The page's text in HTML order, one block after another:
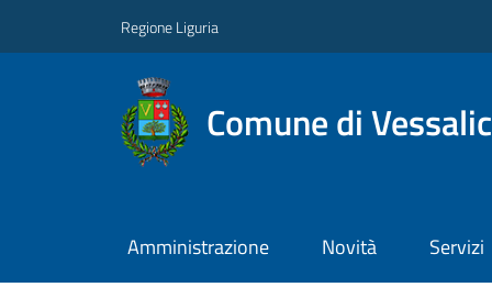
Regione Liguria
Comune di
Amministrazione Novità Servizi